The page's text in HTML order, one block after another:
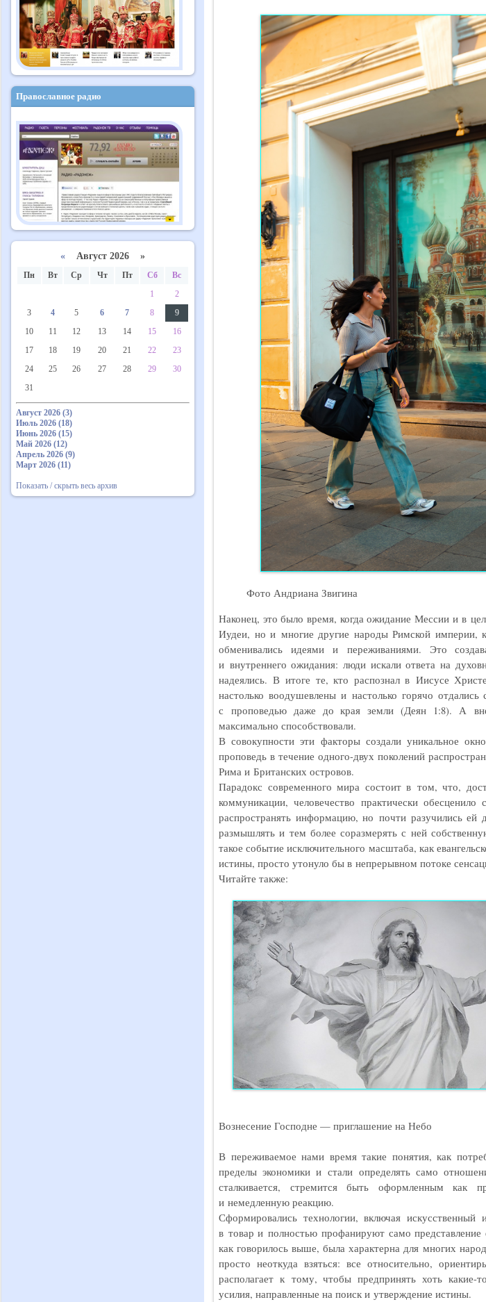
Православное радио
« Август 2026 »
Пн Вт Ср Чт Пт Сб
Вс
1
2
3
4 5 6 7 8
9
10
11 12 13 14 15
16
17
18 19 20 21 22
23
24
25 26 27 28 29
30
31
Август 2026 (3)
Июль 2026 (18)
Июнь 2026 (15)
Май 2026 (12)
Апрель 2026 (9)
Март 2026 (11)
Показать / скрыть весь архив
Фото Андриана Звигина
Наконец, это было время, когда ожидание Мессии и в
Иудеи, но и многие другие народы Римской империи,
обменивались идеями и переживаниями. Это
и внутреннего ожидания: люди искали ответа на
надеялись. В итоге те, кто распознал в Иисусе
настолько воодушевлены и настолько горячо
с проповедью даже до края земли (Деян 1:8). А
максимально способствовали.
В совокупности эти факторы создали уникальное
проповедь в течение одного-двух поколений
Рима и Британских островов.
Парадокс современного мира состоит в том, что,
коммуникации, человечество практически
распространять информацию, но почти разучились ей
размышлять и тем более соразмерять с ней
такое событие исключительного масштаба, как
истины, просто утонуло бы в непрерывном потоке
Читайте также:
Вознесение Господне — приглашение на Небо
В переживаемое нами время такие понятия, как
пределы экономики и стали определять само
сталкивается, стремится быть оформленным как
и немедленную реакцию.
Сформировались технологии, включая
в товар и полностью профанируют само
как говорилось выше, была характерна для многих
просто неоткуда взяться: все относительно,
располагает к тому, чтобы предпринять хоть какие-
усилия, направленные на поиск и утверждение истины.